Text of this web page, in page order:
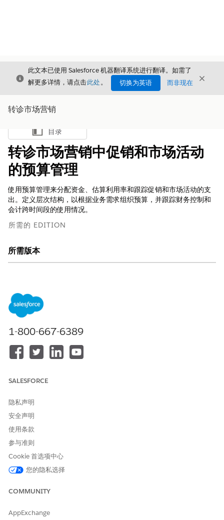
关闭
此文本已使用 Salesforce 机器翻译系统进行翻译。如需了
解更多详情，请点击此处。 切换为英语 而非现在 关闭
转诊市场营销
显示目录
目录
转诊市场营销中促销和市场活动
的预算管理
使用预算管理来分配资金、估算利用率和跟踪促销和市场活动的支
出。定义层次结构，以根据业务需求组织预算，并跟踪财务控制和
会计跨时间段的使用情况。
所需的 EDITION
所需版本
⁇Developer
战略预算分配和管理
预算。这种层次结构模型支持整个组织的明确所有权、汇总可见
况，并获得精细的财务控制。
配给促销或市场活动，并跟踪和监控执行过程中产生的费用。此
审批流程确保您的促销和市场活动支出符合批准的财务限制。
用例示例
为不同地理区域制定预算，例如亚太地区 (APAC) 和欧洲、中东
和非洲 (EMEA)。跟踪其下每个区域市场活动的预算。
定义高级别市场活动预算，然后将其中的相关促销预算分组为子
为每个促销相关活动创建预算，例如社交媒体广告、宣传计划和
1-800-667-6389
SALESFORCE
隐私声明
安全声明
使用条款
参与准则
Cookie 首选项中心
您的隐私选择
COMMUNITY
AppExchange